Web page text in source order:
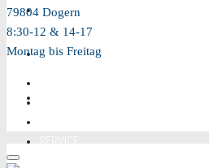
VERKAUFEN
MIETEN
79804 Dogern
8:30-12 & 14-17
Montag bis Freitag